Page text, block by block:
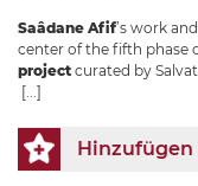
Saâdane Afif’s work
center of the fifth phase
project curated by Salvat
[...]
Hinzufügen